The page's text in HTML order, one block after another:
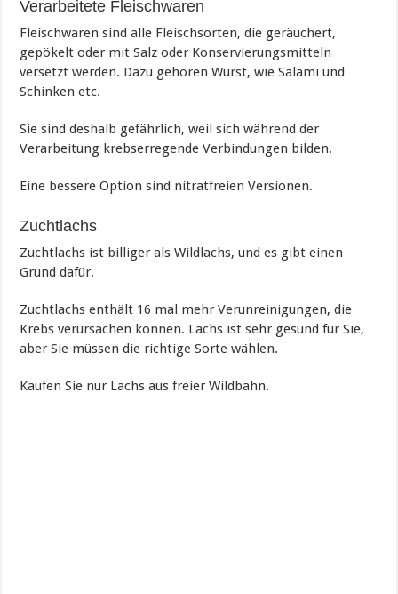
Verarbeitete Fleischwaren
Fleischwaren sind alle Fleischsorten, die geräuchert,
gepökelt oder mit Salz oder Konservierungsmitteln
versetzt werden. Dazu gehören Wurst, wie Salami und
Schinken etc.
Sie sind deshalb gefährlich, weil sich während der
Verarbeitung krebserregende Verbindungen bilden.
Eine bessere Option sind nitratfreien Versionen.
Zuchtlachs
Zuchtlachs ist billiger als Wildlachs, und es gibt einen
Grund dafür.
Zuchtlachs enthält 16 mal mehr Verunreinigungen, die
Krebs verursachen können. Lachs ist sehr gesund für Sie,
aber Sie müssen die richtige Sorte wählen.
Kaufen Sie nur Lachs aus freier Wildbahn.